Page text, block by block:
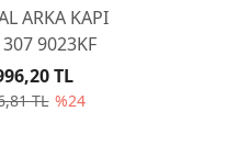
ARKA KAPI
9023KF
TL %24
TL